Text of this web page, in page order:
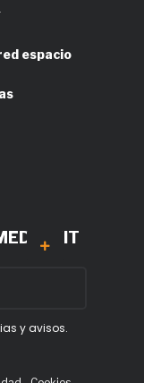
espacio
KIT
y avisos.